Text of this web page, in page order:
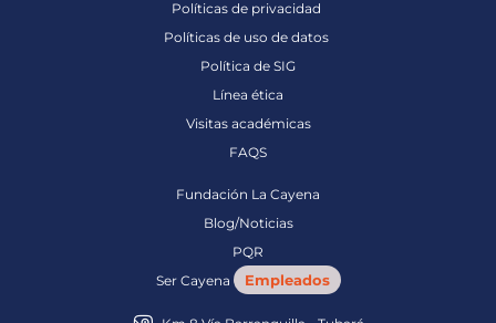
Políticas de privacidad
Políticas de uso de datos
Política de SIG
Línea ética
Visitas académicas
FAQS
Fundación La Cayena
Blog/Noticias
PQR
Ser Cayena
Empleados